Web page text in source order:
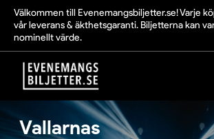
Välkommen till Evenemangsbiljetter.se! Varje
vår leverans & äkthetsgaranti. Biljetterna kan
nominellt värde.
Vallarnas